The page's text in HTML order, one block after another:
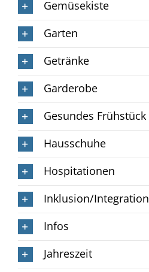
Gemüsekiste
Garten
Getränke
Garderobe
Gesundes Frühstück
Hausschuhe
Hospitationen
Inklusion/Integration
Infos
Jahreszeit